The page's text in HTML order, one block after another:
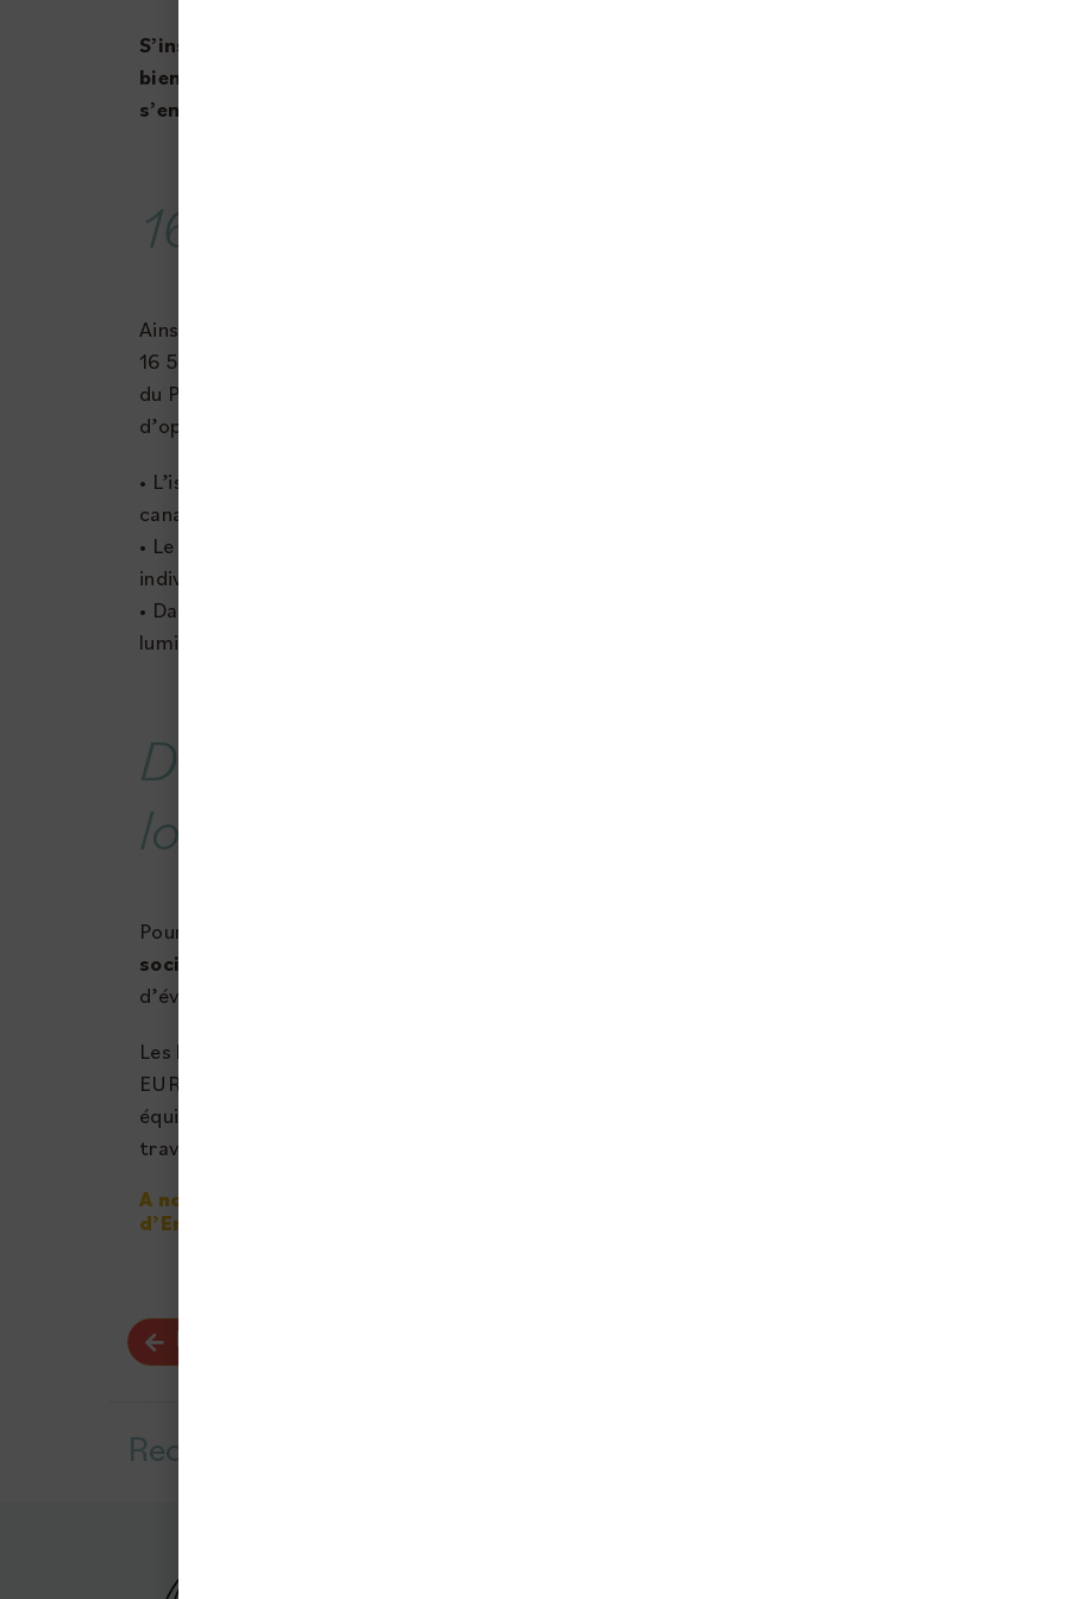
S’inscrivant dans une démarche volontariste de transition énergétique et toujours
bien maîtriser les dépenses liées à la consommation d’énergie de ses locataires, OPHIS
s’engage dans un grand plan d’optimisation énergétique de ses logements.
16 500 logements OPHIS concernés
Ainsi, dans les deux années à venir, l’ensemble des
16 500 logements Ophis répartis sur l’ensemble
du Puy-de-Dôme, feront l’objet d’un diagnostic
d’optimisation énergétique concernant :
• L’isolation (combles, planchers bas,
canalisations)
• Le remplacement de convecteurs, chaudières
individuelles, ballons d’eau chaude, VMC.
• Dans les parties communes, l’installation de
luminaires à faible consommation d’énergie.
Diagnostic des besoins dans chaque
logement
Pour l’accompagner dans ce projet de grande envergure,
société ENERLIS chargée de diagnostiquer les besoins dans chaque logement
d’éventuels travaux.
Les locataires vont être contactés par la société ENERLIS ou par ses partenaires PROXISERVE ou
EUROCOMBLES afin de convenir d’une visite du logement qui permettra d’identifier si des
équipements peuvent faire l’objet d’une amélioration ou d’un remplacement. Si tel est le cas, des
travaux pourront ensuite être programmés.
A noter : ces travaux sont financés par Ophis et par le principe de Certificat d’Economie
d’Energie (CEE). Aucun frais ne sera à la charge des locataires.
Recevez